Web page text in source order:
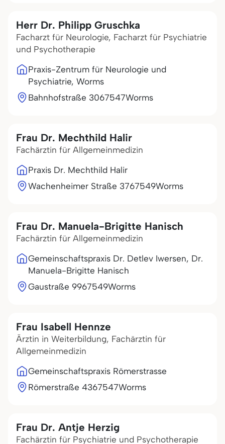
Herr Dr. Philipp Gruschka
Facharzt für Neurologie, Facharzt für Psychiatrie
und Psychotherapie
Praxis-Zentrum für Neurologie und
Psychiatrie, Worms
Bahnhofstraße 3067547Worms
Frau Dr. Mechthild Halir
Fachärztin für Allgemeinmedizin
Praxis Dr. Mechthild Halir
Wachenheimer Straße 3767549Worms
Frau Dr. Manuela-Brigitte Hanisch
Fachärztin für Allgemeinmedizin
Gemeinschaftspraxis Dr. Detlev Iwersen, Dr.
Manuela-Brigitte Hanisch
Gaustraße 9967549Worms
Frau Isabell Hennze
Ärztin in Weiterbildung, Fachärztin für
Allgemeinmedizin
Gemeinschaftspraxis Römerstrasse
Römerstraße 4367547Worms
Frau Dr. Antje Herzig
Fachärztin für Psychiatrie und Psychotherapie